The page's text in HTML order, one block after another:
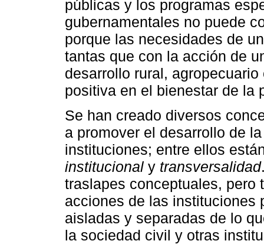
públicas y los programas
gubernamentales no puede
porque las necesidades de
tantas que con la acción de
desarrollo rural,
positiva en el bienestar de la
Se han creado diversos
a promover el desarrollo de
instituciones; entre ellos
institucional y transversalidad
traslapes conceptuales, pero
acciones de las instituciones
aisladas y separadas de lo
la sociedad civil y otras